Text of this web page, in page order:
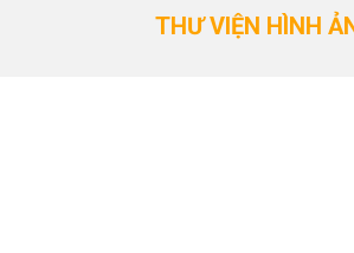
THƯ VIỆN HÌNH